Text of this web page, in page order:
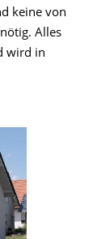
keine von
Alles
wird in